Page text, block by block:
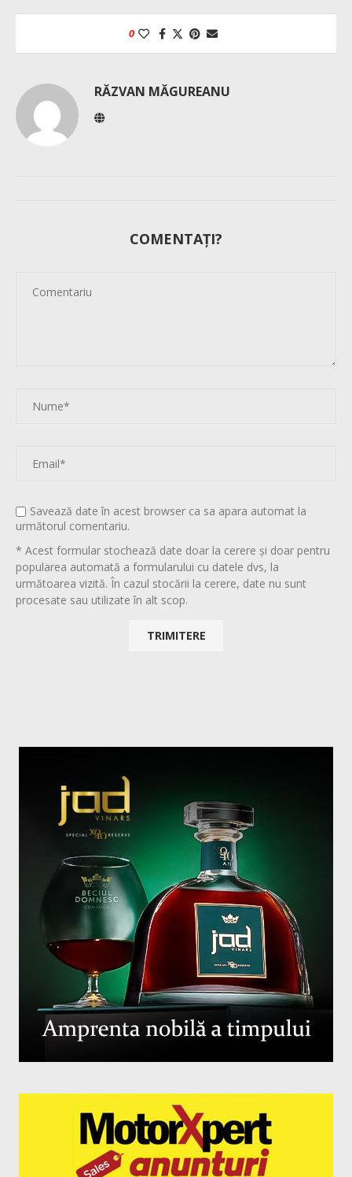
0
RĂZVAN MĂGUREANU
COMENTAȚI?
Savează date în acest browser ca sa apara automat la
următorul comentariu.
* Acest formular stochează date doar la cerere și doar pentru
popularea automată a formularului cu datele dvs, la
următoarea vizită. În cazul stocării la cerere, date nu sunt
procesate sau utilizate în alt scop.